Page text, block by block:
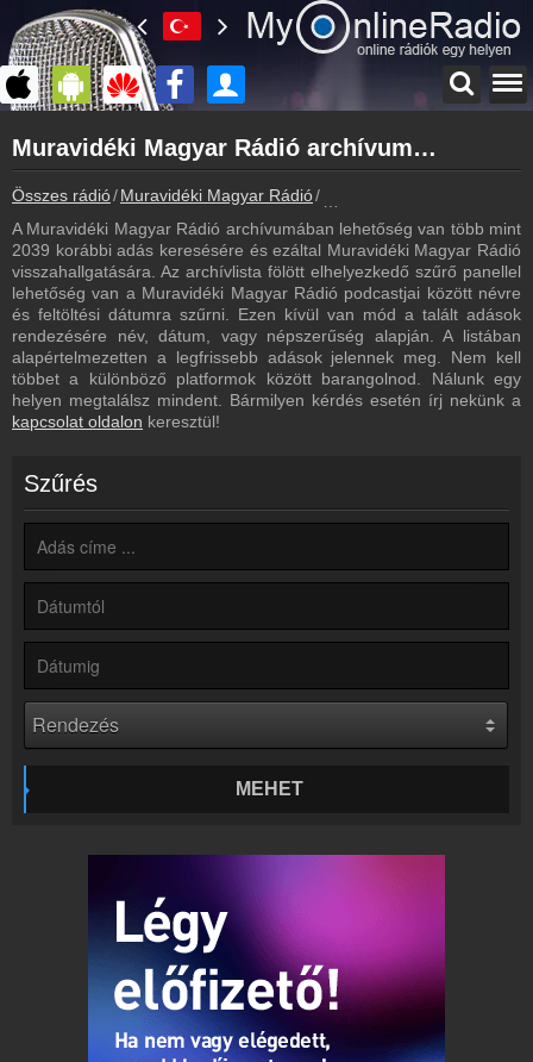
myonlineradio.hu
Muravidéki Magyar Rádió
Vissza a Muravidéki Magyar Rádió oldalára
Bejelentkezés
Hozz létre saját fiókot!
Most szól
Tudd meg mi szólt eddig
Frekvenciák
Muravidéki Magyar Rádió frekvencia
Műsorújság
Kapcsolat
Írj nekünk!
Partnerek
Rádiós partnerek
Ágyazd be weboldaladba
Készítés lépésről lépésre
Muravidéki Magyar Rádió archívum - Muravidéki Magyar Rádió podcasts - Muravidéki Magyar Rádió visszahallgatás
Összes rádió Muravidéki Magyar Rádió
A Muravidéki Magyar Rádió archívumában lehetőség van több mint
2039 korábbi adás keresésére és ezáltal Muravidéki Magyar Rádió
visszahallgatására. Az archívlista fölött elhelyezkedő szűrő panellel
lehetőség van a Muravidéki Magyar Rádió podcastjai között névre
és feltöltési dátumra szűrni. Ezen kívül van mód a talált adások
rendezésére név, dátum, vagy népszerűség alapján. A listában
alapértelmezetten a legfrissebb adások jelennek meg. Nem kell
többet a különböző platformok között barangolnod. Nálunk egy
helyen megtalálsz mindent. Bármilyen kérdés esetén írj nekünk a
kapcsolat oldalon keresztül!
Szűrés
MEHET